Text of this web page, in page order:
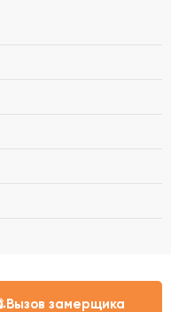
Вызов замерщика